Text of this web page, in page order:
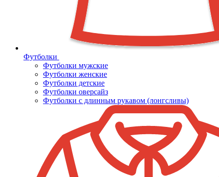
Футболки
Футболки мужские
Футболки женские
Футболки детские
Футболки оверсайз
Футболки с длинным рукавом (лонгсливы)